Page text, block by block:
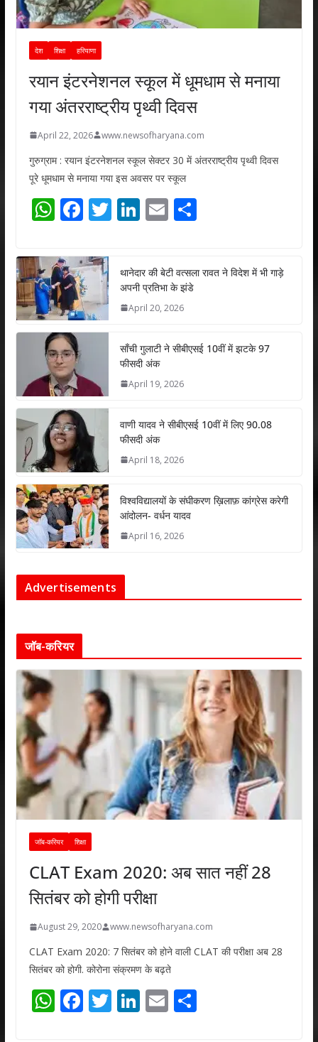
देश शिक्षा हरियाणा
रयान इंटरनेशनल स्कूल में धूमधाम से मनाया
गया अंतरराष्ट्रीय पृथ्वी दिवस
April 22, 2026 www.newsofharyana.com
गुरुग्राम : रयान इंटरनेशनल स्कूल सेक्टर 30 में अंतरराष्ट्रीय पृथ्वी दिवस
पूरे धूमधाम से मनाया गया इस अवसर पर स्कूल
W
at
s
A
p
p
F
e
b
o
o
T
er
Li
e
dI
E
l
S
e
थानेदार की बेटी वत्सला रावत ने विदेश में भी गाड़े
अपनी प्रतिभा के झंडे
April 20, 2026
साँची गुलाटी ने सीबीएसई 10वीं में झटके 97
फीसदी अंक
April 19, 2026
वाणी यादव ने सीबीएसई 10वीं में लिए 90.08
फीसदी अंक
April 18, 2026
विश्वविद्यालयों के संघीकरण ख़िलाफ़ कांग्रेस करेगी
आंदोलन- वर्धन यादव
April 16, 2026
Advertisements
जॉब-करियर
जॉब-करियर शिक्षा
CLAT Exam 2020: अब सात नहीं 28
सितंबर को होगी परीक्षा
August 29, 2020 www.newsofharyana.com
CLAT Exam 2020: 7 सितंबर को होने वाली CLAT की परीक्षा अब 28
सितंबर को होगी. कोरोना संक्रमण के बढ़ते
W F T Li E S